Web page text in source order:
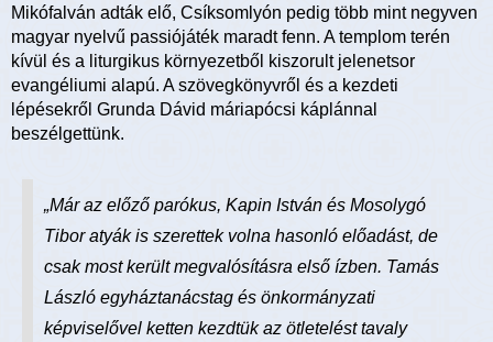
Mikófalván adták elő, Csíksomlyón pedig több mint negyven
magyar nyelvű passiójáték maradt fenn. A templom terén
kívül és a liturgikus környezetből kiszorult jelenetsor
evangéliumi alapú. A szövegkönyvről és a kezdeti
lépésekről Grunda Dávid máriapócsi káplánnal
beszélgettünk.
„Már az előző parókus, Kapin István és Mosolygó
Tibor atyák is szerettek volna hasonló előadást, de
csak most került megvalósításra első ízben. Tamás
László egyháztanácstag és önkormányzati
képviselővel ketten kezdtük az ötletelést tavaly